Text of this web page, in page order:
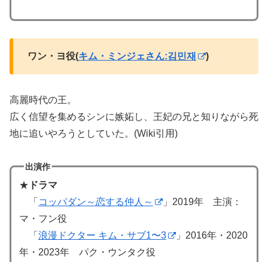
ワン・ヨ役(キム・ミンジェさん:김민재 )
高麗時代の王。
広く信望を集めるシンに嫉妬し、王妃の兄と知りながら死
地に追いやろうとしていた。(Wiki引用)
出演作
★ ドラマ
「 コッパダン～恋する仲人～
」2019年 主演：
マ・フン役
「 浪漫ドクター キム・サブ1〜3
」2016年・2020
年・2023年 パク・ウンタク役